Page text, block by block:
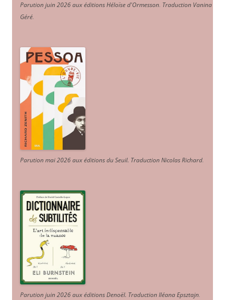
Parution juin 2026 aux éditions Héloïse d'Ormesson. Traduction Vanina
Géré.
Parution mai 2026 aux éditions du Seuil. Traduction Nicolas Richard.
Parution juin 2026 aux éditions Denoël. Traduction Iléana Epsztajn.